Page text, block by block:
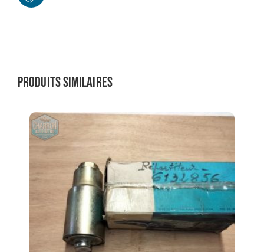
Produits similaires